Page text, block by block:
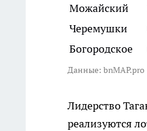
Можайский
Черемушки
Богородское
Данные: bnMAP.pro
Лидерство
реализуются